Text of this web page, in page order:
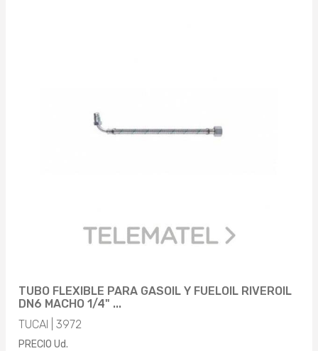
TUBO FLEXIBLE PARA GASOIL Y FUELOIL RIVEROIL
DN6 MACHO 1/4" ...
TUCAI | 3972
PRECIO Ud.